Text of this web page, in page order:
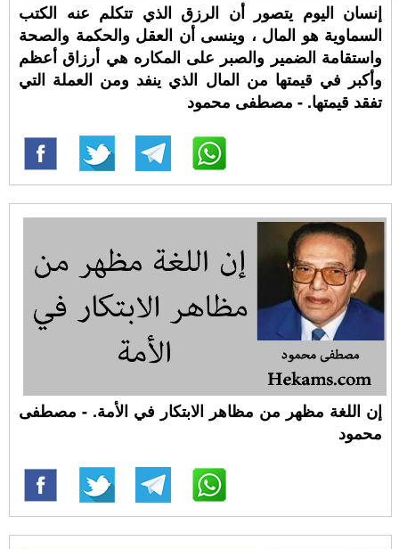
إنسان اليوم يتصور أن الرزق الذي تتكلم عنه الكتب
السماوية هو المال ، وينسى أن العقل والحكمة والصحة
واستقامة الضمير والصبر على المكاره هي أرزاق أعظم
وأكبر في قيمتها من المال الذي ينفد ومن العملة التي
تفقد قيمتها. - مصطفى محمود
إن اللغة مظهر من مظاهر الابتكار في الأمة. - مصطفى
محمود